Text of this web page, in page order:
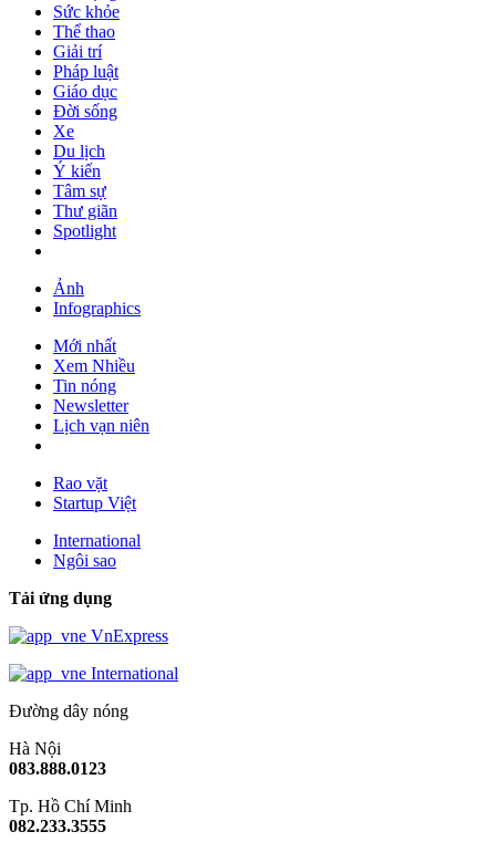
Sức khỏe
Thể thao
Giải trí
Pháp luật
Giáo dục
Đời sống
Xe
Du lịch
Ý kiến
Tâm sự
Thư giãn
Spotlight
Ảnh
Infographics
Mới nhất
Xem Nhiều
Tin nóng
Newsletter
Lịch vạn niên
Rao vặt
Startup Việt
International
Ngôi sao
Tải ứng dụng
VnExpress
International
Đường dây nóng
Hà Nội
083.888.0123
Tp. Hồ Chí Minh
082.233.3555